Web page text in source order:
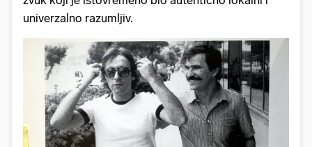
univerzalno razumljiv.